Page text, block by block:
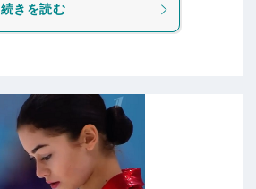
続きを読む